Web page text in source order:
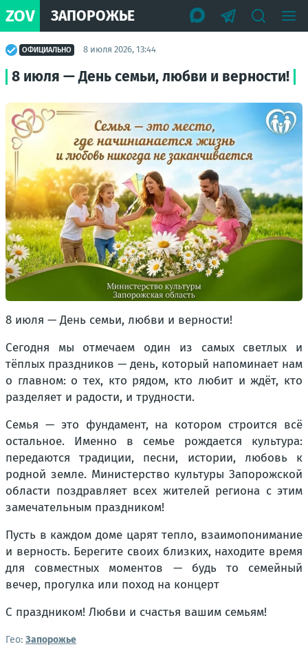
ZOV ЗАПОРОЖЬЕ
ОФИЦИАЛЬНО 8 июля 2026, 13:44
8 июля — День семьи, любви и верности!
8 июля — День семьи, любви и верности!
Сегодня мы отмечаем один из самых светлых и
тёплых праздников — день, который напоминает нам
о главном: о тех, кто рядом, кто любит и ждёт, кто
разделяет и радости, и трудности.
Семья — это фундамент, на котором строится всё
остальное. Именно в семье рождается культура:
передаются традиции, песни, истории, любовь к
родной земле. Министерство культуры Запорожской
области поздравляет всех жителей региона с этим
замечательным праздником!
Пусть в каждом доме царят тепло, взаимопонимание
и верность. Берегите своих близких, находите время
для совместных моментов — будь то семейный
вечер, прогулка или поход на концерт
С праздником! Любви и счастья вашим семьям!
Гео: Запорожье